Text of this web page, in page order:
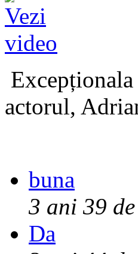
actorul,
buna
3 ani 39
Da